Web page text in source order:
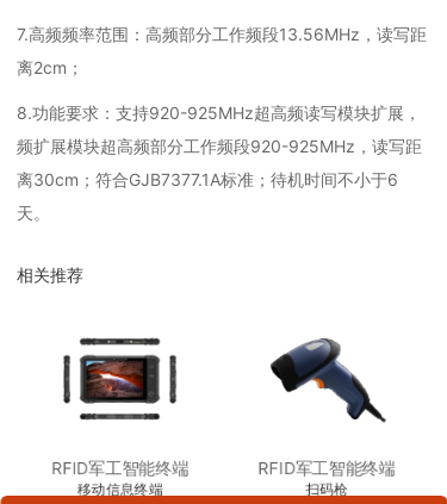
7.高频频率范围：高频部分工作频段13.56MHz，读写距
离2cm；
8.功能要求：支持920-925MHz超高频读写模块扩展，
频扩展模块超高频部分工作频段920-925MHz，读写距
离30cm；符合GJB7377.1A标准；待机时间不小于6
天。
相关推荐
RFID军工智能终端
移动信息终端
RFID军工智能终端
扫码枪